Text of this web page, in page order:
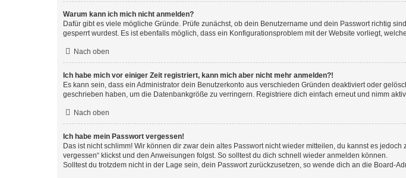
Warum kann ich mich nicht anmelden?
Dafür gibt es viele mögliche Gründe. Prüfe zunächst, ob dein Benutzername und dein Passwort richtig
gesperrt wurdest. Es ist ebenfalls möglich, dass ein Konfigurationsproblem mit der Website vorliegt,
Nach oben
Ich habe mich vor einiger Zeit registriert, kann mich aber nicht mehr anmelden?!
Es kann sein, dass ein Administrator dein Benutzerkonto aus verschieden Gründen deaktiviert oder
geschrieben haben, um die Datenbankgröße zu verringern. Registriere dich einfach erneut und nimm
Nach oben
Ich habe mein Passwort vergessen!
Das ist nicht schlimm! Wir können dir zwar dein altes Passwort nicht wieder mitteilen, du kannst es
vergessen“ klickst und den Anweisungen folgst. So solltest du dich schnell wieder anmelden können.
Solltest du trotzdem nicht in der Lage sein, dein Passwort zurückzusetzen, so wende dich an die Board-